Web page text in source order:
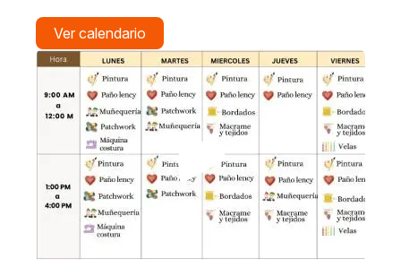
Ver calendario